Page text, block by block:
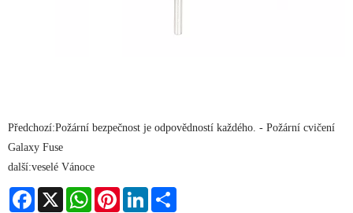
Předchozí:Požární bezpečnost je odpovědností každého. - Požární cvičení
Galaxy Fuse
další:veselé Vánoce
Facebook
X WhatsAppPinterestLinkedIn